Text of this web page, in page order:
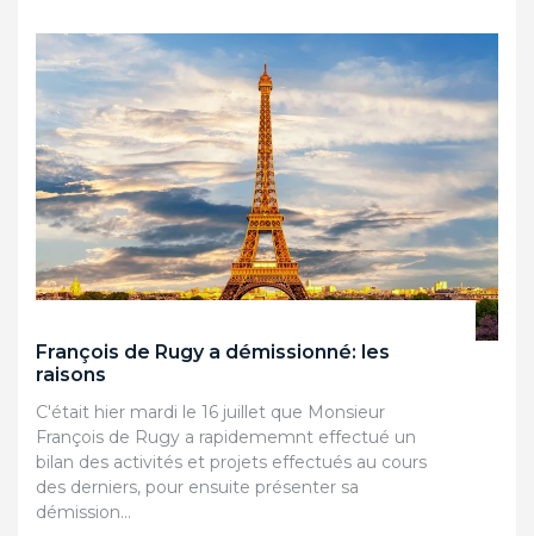
François de Rugy a démissionné: les
raisons
C'était hier mardi le 16 juillet que Monsieur
François de Rugy a rapidememnt effectué un
bilan des activités et projets effectués au cours
des derniers, pour ensuite présenter sa
démission…